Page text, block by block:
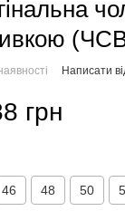
Написати
грн
46 48 50